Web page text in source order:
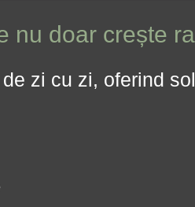
nu doar crește
zi cu zi, oferind